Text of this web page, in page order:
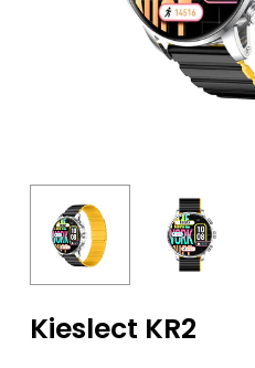
Kieslect KR2